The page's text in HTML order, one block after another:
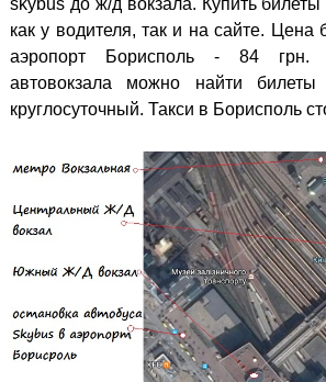
как у водителя, так и на сайте. Цена
аэропорт Борисполь - 84 грн.
автовокзала можно найти
круглосуточный. Такси в Борисполь